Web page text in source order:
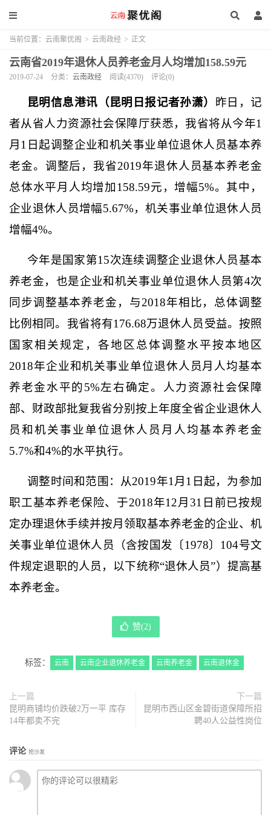
当前位置： 云南聚优阁 > 云南政经 > 正文
云南省2019年退休人员养老金月人均增加158.59元
2019-07-24 分类： 云南政经 阅读(4370) 评论(0)
昆明信息港讯（昆明日报记者孙潇）
昨日，记
者从省人力资源社会保障厅获悉，我省将从今年1
月1日起调整企业和机关事业单位退休人员基本养
老金。调整后，我省2019年退休人员基本养老金
总体水平月人均增加158.59元，增幅5%。其中，
企业退休人员增幅5.67%，机关事业单位退休人员
增幅4%。
今年是国家第15次连续调整企业退休人员基本
养老金，也是企业和机关事业单位退休人员第4次
同步调整基本养老金，与2018年相比，总体调整
比例相同。我省将有176.68万退休人员受益。按照
国家相关规定，各地区总体调整水平按本地区
2018年企业和机关事业单位退休人员月人均基本
养老金水平的5%左右确定。人力资源社会保障
部、财政部批复我省分别按上年度全省企业退休人
员和机关事业单位退休人员月人均基本养老金
5.7%和4%的水平执行。
调整时间和范围：从2019年1月1日起，为参加
职工基本养老保险、于2018年12月31日前已按规
定办理退休手续并按月领取基本养老金的企业、机
关事业单位退休人员（含按国发〔1978〕104号文
件规定退职的人员，以下统称“退休人员”）提高基
本养老金。
赞(2)
标签： 云南 云南企业退休养老金 云南养老金 云南退休金
上一篇
昆明商铺均价跌破2万一平 库存
14年都卖不完
下一篇
昆明市西山区金碧街道保障所招
聘40人公益性岗位
评论 抢沙发